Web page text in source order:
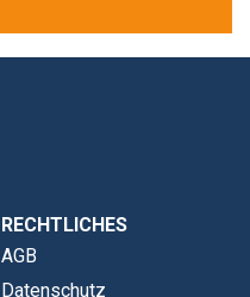
RECHTLICHES
AGB
Datenschutz